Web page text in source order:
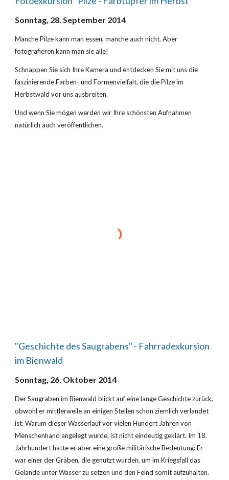
Sonntag, 28. September 2014
Manche Pilze kann man essen, manche auch nicht. Aber
fotografieren kann man sie alle!
Schnappen Sie sich Ihre Kamera und entdecken Sie mit uns die
faszinierende Farben- und Formenvielfalt, die die Pilze im
Herbstwald vor uns ausbreiten.
Und wenn Sie mögen werden wir Ihre schönsten Aufnahmen
natürlich auch veröffentlichen.
"Geschichte des Saugrabens" - Fahrradexkursion
im Bienwald
Sonntag, 26. Oktober 2014
Der Saugraben im Bienwald blickt auf eine lange Geschichte zurück,
obwohl er mittlerweile an einigen Stellen schon ziemlich verlandet
ist. Warum dieser Wasserlauf vor vielen Hundert Jahren von
Menschenhand angelegt wurde, ist nicht eindeutig geklärt. Im 18.
Jahrhundert hatte er aber eine große militärische Bedeutung: Er
war einer der Gräben, die genutzt wurden, um im Kriegsfall das
Gelände unter Wasser zu setzen und den Feind somit aufzuhalten.